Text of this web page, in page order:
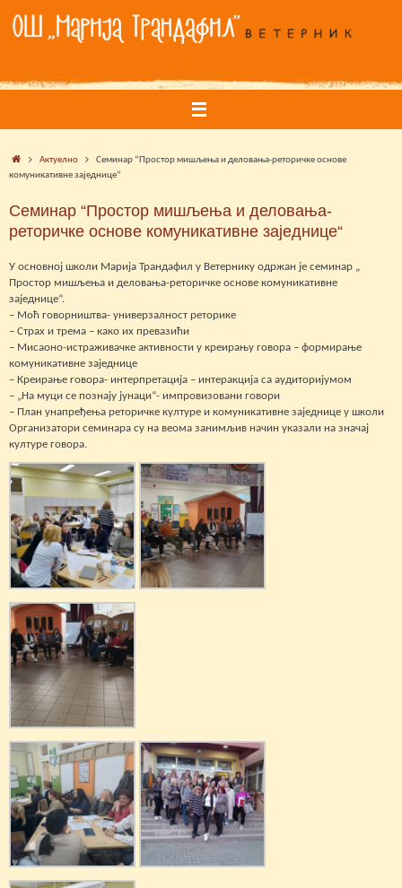
content
HomeАктуелно
Семинар “Простор мишљења и деловања-реторичке основе
комуникативне заједнице“
Семинар “Простор мишљења и деловања-
реторичке основе комуникативне заједнице“
У основној школи Марија Трандафил у Ветернику одржан је семинар „
Простор мишљења и деловања-реторичке основе комуникативне
заједнице“.
– Моћ говорништва- универзалност реторике
– Страх и трема – како их превазићи
– Мисаоно-истраживачке активности у креирању говора – формирање
комуникативне заједнице
– Креирање говора- интерпретација – интеракција са аудиторијумом
– „На муци се познају јунаци“- импровизовани говори
– План унапређења реторичке културе и комуникативне заједнице у школи
Организатори семинара су на веома занимљив начин указали на значај
културе говора.